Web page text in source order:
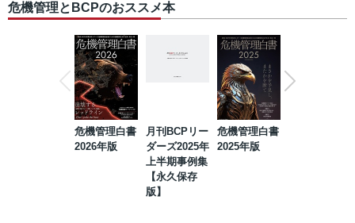
危機管理とBCPのおススメ本
危機管理白書
2026年版
月刊BCPリー
ダーズ2025年
上半期事例集
【永久保存
版】
危機管理白書
2025年版